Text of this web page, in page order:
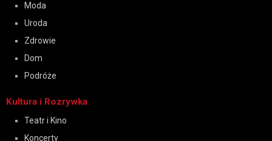
Moda
Uroda
Zdrowie
Dom
Podróże
Kultura i Rozrywka
Teatr i Kino
Koncerty